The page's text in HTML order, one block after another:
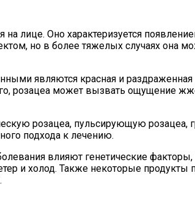
на лице. Оно характеризуется
но в более тяжелых случаях она
являются красная и
розацеа может вызвать ощущение
розацеа, пульсирующую
подхода к лечению.
влияют генетические
и холод. Также некоторые продукты